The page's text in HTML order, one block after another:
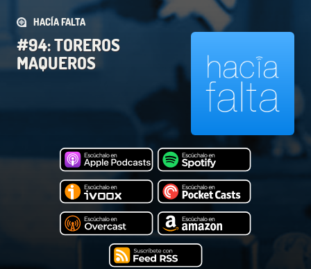
HACÍA FALTA
#94: TOREROS
MAQUEROS